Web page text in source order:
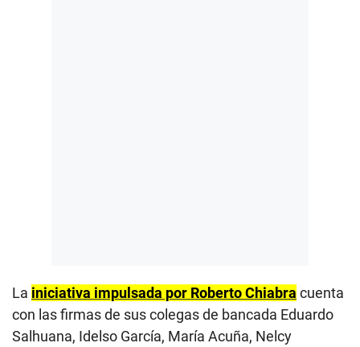
La iniciativa impulsada por Roberto Chiabra cuenta
con las firmas de sus colegas de bancada Eduardo
Salhuana, Idelso García, María Acuña, Nelcy